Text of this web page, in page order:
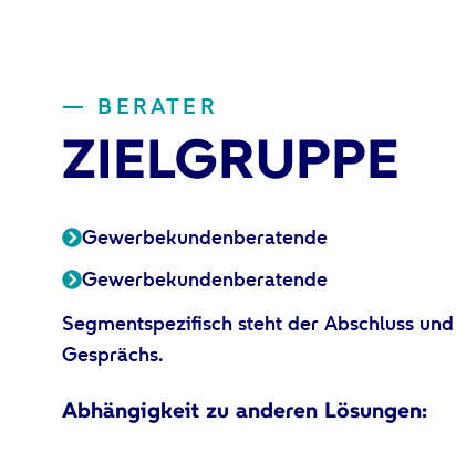
— BERATER
ZIELGRUPPE
Gewerbekundenberatende
Gewerbekundenberatende
Segmentspezifisch steht der Abschluss
Gesprächs.
Abhängigkeit zu anderen Lösungen: